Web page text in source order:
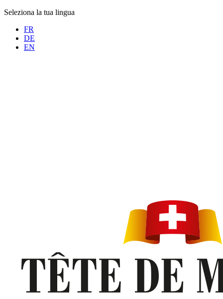
Seleziona la tua lingua
FR
DE
EN